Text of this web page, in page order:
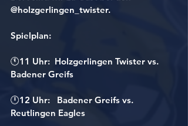
@holzgerlingen_twister.
Spielplan:
🕚11 Uhr:  Holzgerlingen Twister vs.
Badener Greifs
🕛12 Uhr:   Badener Greifs vs.
Reutlingen Eagles